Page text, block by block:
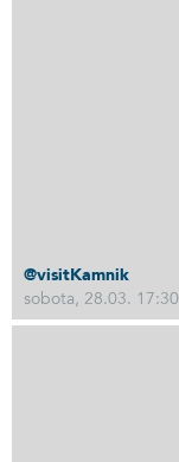
@visitKamnik
sobota, 28.03. 17:30